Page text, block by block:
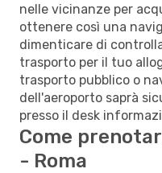
nelle vicinanze per
ottenere così una
dimenticare di
trasporto per il tuo
trasporto pubblico o
dell'aeroporto saprà
presso il desk
Come
- Roma